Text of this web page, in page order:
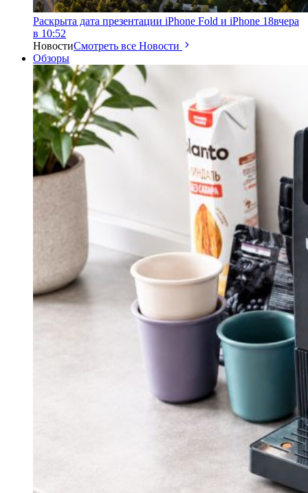
Раскрыта дата презентации iPhone Fold и iPhone 18вчера
в 10:52
НовостиСмотреть все Новости
Обзоры